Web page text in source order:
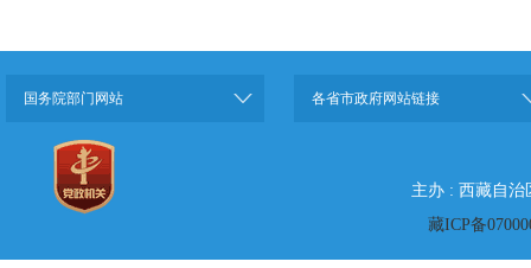
国务院部门网站 各省市政府网站链接
主办 : 西藏自治
藏ICP备